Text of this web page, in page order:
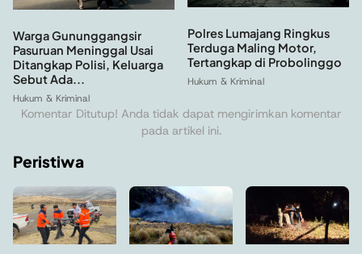
Warga Gununggangsir
Pasuruan Meninggal Usai
Ditangkap Polisi, Keluarga
Sebut Ada...
Hukum & Kriminal
Polres Lumajang Ringkus
Terduga Maling Motor,
Tertangkap di Probolinggo
Hukum & Kriminal
Komentar Ditutup! Anda tidak dapat mengirimkan komentar
pada artikel ini.
Peristiwa